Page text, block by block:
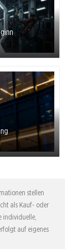
stellen
als Kauf- oder
individuelle,
auf eigenes